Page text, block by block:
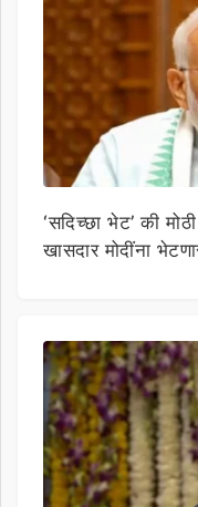
‘सदिच्छा भेट’ की
खासदार मोदींना